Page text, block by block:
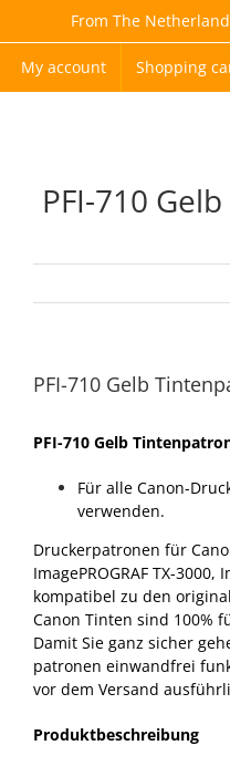
content
From The
My account Shopping
PFI-710
PFI-710 Gelb
PFI-710 Gelb
Für alle Canon-
verwenden.
Druckerpatronen für
ImagePROGRAF TX-3000,
kompatibel zu den
Canon Tinten sind 100%
Damit Sie ganz sicher
patronen einwandfrei
vor dem Versand
Produktbeschreibung